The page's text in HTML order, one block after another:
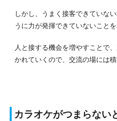
しかし、うまく接客できていな
うに力が発揮できていないことを
人と接する機会を増やすことで
かれていくので、交流の場には
カラオケがつまらない